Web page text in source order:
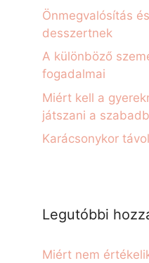
Önmegvalósítás
desszertnek
A különböző
fogadalmai
Miért kell a
játszani a
Karácsonykor
Legutóbbi
Miért nem